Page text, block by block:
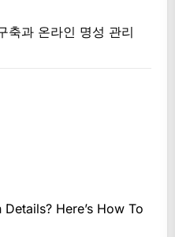
축과 온라인 명성 관리
Here’s How To